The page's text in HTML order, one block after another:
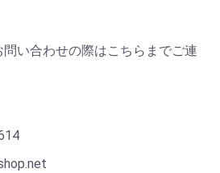
い合わせの際はこちらまでご連